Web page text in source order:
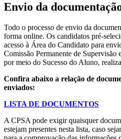
Envio da
Todo o processo de envio da
forma online. Os candidatos pré-
acesso à Área do Candidato para
Comissão Permanente de
por meio do Sucesso do Aluno,
Confira abaixo a relação de
enviados:
LISTA DE DOCUMENTOS
A CPSA pode exigir quaisquer
estejam presentes nesta lista, caso